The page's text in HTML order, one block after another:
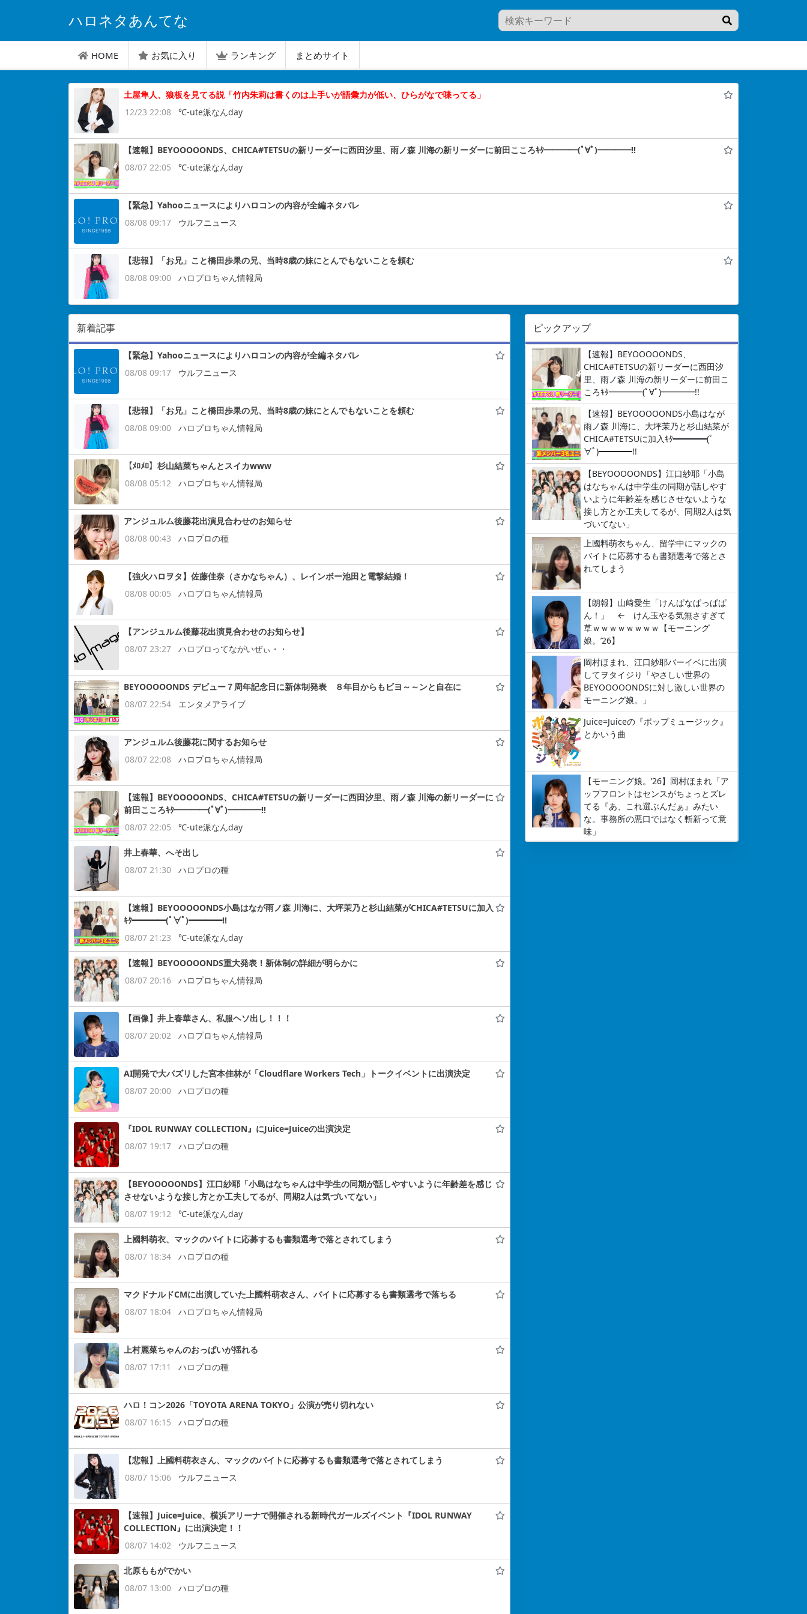
ハロネタあんてな
HOME お気に入り ランキング まとめサイト
土屋隼人、狼板を見てる説「竹内朱莉は書くのは上手いが語彙力が低い、ひらがなで喋ってる」
12/23 22:08
℃-ute派なんday
【速報】BEYOOOOONDS、CHICA#TETSUの新リーダーに西田汐里、雨ノ森 川海の新リーダーに前田こころｷﾀ━━━━(ﾟ∀ﾟ)━━━━!!
08/07 22:05
℃-ute派なんday
【緊急】Yahooニュースによりハロコンの内容が全編ネタバレ
08/08 09:17
ウルフニュース
【悲報】「お兄」こと橋田歩果の兄、当時8歳の妹にとんでもないことを頼む
08/08 09:00
ハロプロちゃん情報局
ピックアップ
【速報】BEYOOOOONDS、
CHICA#TETSUの新リーダーに西田汐
里、雨ノ森 川海の新リーダーに前田こ
ころｷﾀ━━━━(ﾟ∀ﾟ)━━━━!!
【速報】BEYOOOOONDS小島はなが
雨ノ森 川海に、大坪茉乃と杉山結菜が
CHICA#TETSUに加入ｷﾀ━━━━(ﾟ
∀ﾟ)━━━━!!
【BEYOOOOONDS】江口紗耶「小島
はなちゃんは中学生の同期が話しやす
いように年齢差を感じさせないような
接し方とか工夫してるが、同期2人は気
づいてない」
上國料萌衣ちゃん、留学中にマックの
バイトに応募するも書類選考で落とさ
れてしまう
【朗報】山﨑愛生「けんぱなぱっぱぱ
ん！」 ← けん玉やる気無さすぎて
草ｗｗｗｗｗｗｗｗ【モーニング
娘。’26】
岡村ほまれ、江口紗耶バーイベに出演
してヲタイジり「やさしい世界の
BEYOOOOONDSに対し激しい世界の
モーニング娘。」
Juice=Juiceの『ポップミュージック』
とかいう曲
【モーニング娘。’26】岡村ほまれ「ア
ップフロントはセンスがちょっとズレ
てる『あ、これ選ぶんだぁ』みたい
な。事務所の悪口ではなく斬新って意
味」
新着記事
【緊急】Yahooニュースによりハロコンの内容が全編ネタバレ
08/08 09:17
ウルフニュース
【悲報】「お兄」こと橋田歩果の兄、当時8歳の妹にとんでもないことを頼む
08/08 09:00
ハロプロちゃん情報局
【ﾒﾛﾒﾛ】杉山結菜ちゃんとスイカwww
08/08 05:12
ハロプロちゃん情報局
アンジュルム後藤花出演見合わせのお知らせ
08/08 00:43
ハロプロの種
【強火ハロヲタ】佐藤佳奈（さかなちゃん）、レインボー池田と電撃結婚！
08/08 00:05
ハロプロちゃん情報局
【アンジュルム後藤花出演見合わせのお知らせ】
08/07 23:27
ハロプロってながいぜぃ・・
BEYOOOOONDS デビュー７周年記念日に新体制発表 ８年目からもビヨ～～ンと自在に
08/07 22:54
エンタメアライブ
アンジュルム後藤花に関するお知らせ
08/07 22:08
ハロプロちゃん情報局
【速報】BEYOOOOONDS、CHICA#TETSUの新リーダーに西田汐里、雨ノ森 川海の新リーダーに
前田こころｷﾀ━━━━(ﾟ∀ﾟ)━━━━!!
08/07 22:05
℃-ute派なんday
井上春華、へそ出し
08/07 21:30
ハロプロの種
【速報】BEYOOOOONDS小島はなが雨ノ森 川海に、大坪茉乃と杉山結菜がCHICA#TETSUに加入
ｷﾀ━━━━(ﾟ∀ﾟ)━━━━!!
08/07 21:23
℃-ute派なんday
【速報】BEYOOOOONDS重大発表！新体制の詳細が明らかに
08/07 20:16
ハロプロちゃん情報局
【画像】井上春華さん、私服ヘソ出し！！！
08/07 20:02
ハロプロちゃん情報局
AI開発で大バズリした宮本佳林が「Cloudflare Workers Tech」トークイベントに出演決定
08/07 20:00
ハロプロの種
『IDOL RUNWAY COLLECTION』にJuice=Juiceの出演決定
08/07 19:17
ハロプロの種
【BEYOOOOONDS】江口紗耶「小島はなちゃんは中学生の同期が話しやすいように年齢差を感じ
させないような接し方とか工夫してるが、同期2人は気づいてない」
08/07 19:12
℃-ute派なんday
上國料萌衣、マックのバイトに応募するも書類選考で落とされてしまう
08/07 18:34
ハロプロの種
マクドナルドCMに出演していた上國料萌衣さん、バイトに応募するも書類選考で落ちる
08/07 18:04
ハロプロちゃん情報局
上村麗菜ちゃんのおっぱいが揺れる
08/07 17:11
ハロプロの種
ハロ！コン2026「TOYOTA ARENA TOKYO」公演が売り切れない
08/07 16:15
ハロプロの種
【悲報】上國料萌衣さん、マックのバイトに応募するも書類選考で落とされてしまう
08/07 15:06
ウルフニュース
【速報】Juice=Juice、横浜アリーナで開催される新時代ガールズイベント『IDOL RUNWAY
COLLECTION』に出演決定！！
08/07 14:02
ウルフニュース
北原ももがでかい
08/07 13:00
ハロプロの種